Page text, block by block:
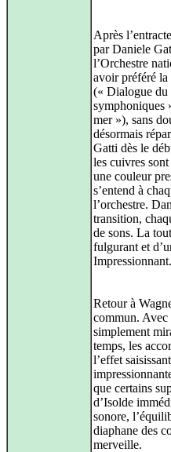
Après
par Daniele
l’Orchestre
avoir préféré la
(« Dialogue du
symphoniques
mer »), sans
désormais
Gatti dès le
les cuivres sont
une couleur
s’entend à
l’orchestre.
transition,
de sons. La
fulgurant et
Impressionnant.
Retour à
commun. Avec
simplement
temps, les
l’effet
que certains
d’Isolde
sonore,
diaphane des
merveille.